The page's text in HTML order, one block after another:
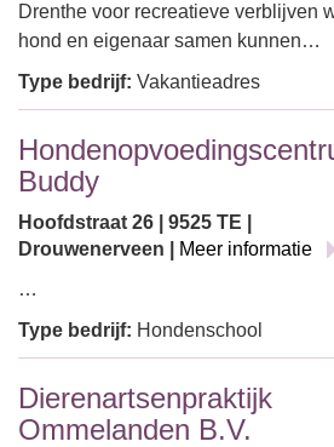
Drenthe voor recreatieve verblijven
hond en eigenaar samen kunnen…
Type bedrijf: Vakantieadres
Buddy
Hoofdstraat 26 | 9525 TE |
Drouwenerveen |
Meer informatie
…
Type bedrijf: Hondenschool
Dierenartsenpraktijk
Ommelanden B.V.